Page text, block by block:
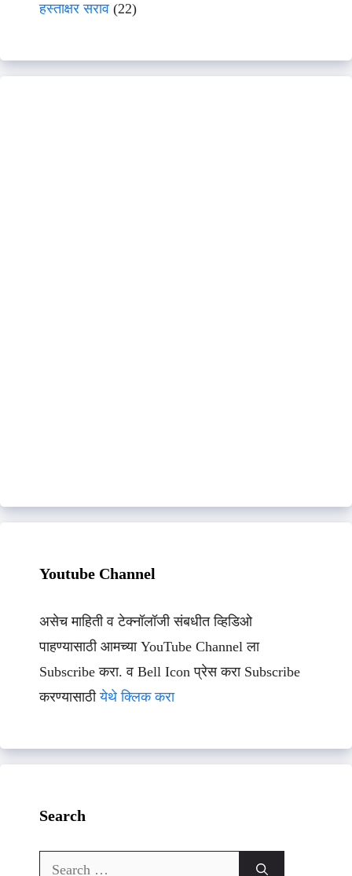
हस्ताक्षर सराव (22)
Youtube Channel
असेच माहिती व टेक्नॉलॉजी संबधीत व्हिडिओ
पाहण्यासाठी आमच्या YouTube Channel ला
Subscribe करा. व Bell Icon प्रेस करा Subscribe
करण्यासाठीयेथे क्लिक करा
Search
Search